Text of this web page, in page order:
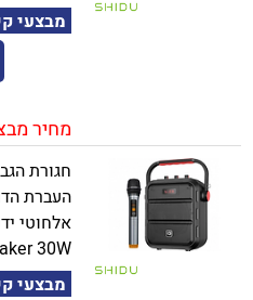
מבצעי
מחיר
חגורת
העברת
30W
מבצעי